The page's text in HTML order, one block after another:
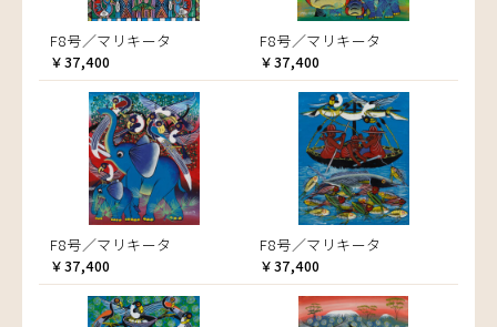
F8号／マリキータ
￥37,400
F8号／マリキータ
￥37,400
F8号／マリキータ
￥37,400
F8号／マリキータ
￥37,400